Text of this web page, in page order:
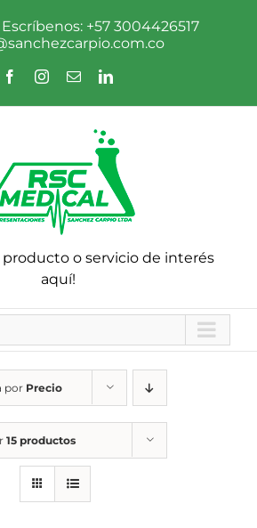
+57 3004426517
FacebookInstagram
CorreoLinkedIn
producto o servicio de interés
aquí!
por Precio
15 productos